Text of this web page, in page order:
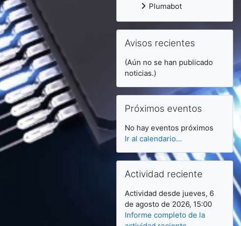
Plumabot
Salta Avisos recientes
Avisos recientes
(Aún no se han publicado
noticias.)
Salta Próximos eventos
Próximos eventos
No hay eventos próximos
Ir al calendario...
Salta Actividad reciente
Actividad reciente
Actividad desde jueves, 6
de agosto de 2026, 15:00
Informe completo de la